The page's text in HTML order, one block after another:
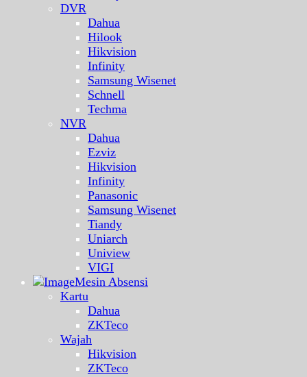
DVR
Dahua
Hilook
Hikvision
Infinity
Samsung Wisenet
Schnell
Techma
NVR
Dahua
Ezviz
Hikvision
Infinity
Panasonic
Samsung Wisenet
Tiandy
Uniarch
Uniview
VIGI
Mesin Absensi
Kartu
Dahua
ZKTeco
Wajah
Hikvision
ZKTeco